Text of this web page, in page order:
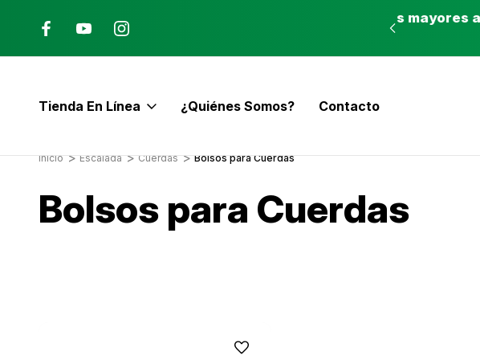
Costa Rica
ENVÍO GRATIS con pedidos mayores a
Pago
Tienda En Línea ¿Quiénes Somos? Contacto
Envíos a todo el
Inicio Escalada Cuerdas Bolsos para Cuerdas
Bolsos para Cuerdas